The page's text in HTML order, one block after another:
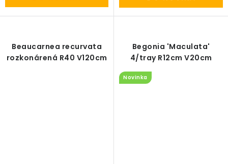
Beaucarnea recurvata
rozkonárená R40 V120cm
Begonia 'Maculata'
4/tray R12cm V20cm
Novinka